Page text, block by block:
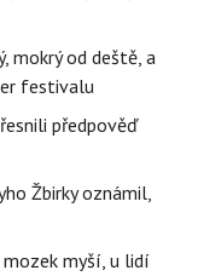
mokrý od deště, a
festivalu
předpověď
Žbirky oznámil,
myší, u lidí